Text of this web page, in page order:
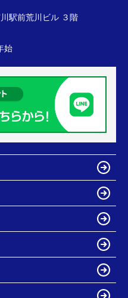
駅前荒川ビル ３階
始